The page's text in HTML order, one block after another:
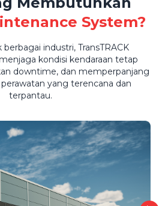
System?
industri, TransTRACK
kondisi kendaraan tetap
downtime, dan memperpanjang
yang terencana dan
terpantau.